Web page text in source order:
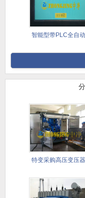
智能型带PLC全自
特变采购高压变压